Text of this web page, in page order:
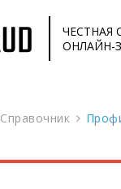
ЧЕСТНАЯ
ОНЛАЙН-
Справочник